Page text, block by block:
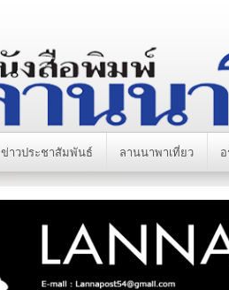
ข่าวประชาสัมพันธ์ ลานนาพาเที่ยว